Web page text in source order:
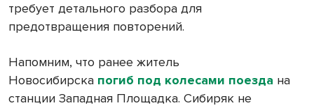
требует детального разбора для
предотвращения повторений.
Напомним, что ранее житель
Новосибирска погиб под колесами поезда на
станции Западная Площадка. Сибиряк не